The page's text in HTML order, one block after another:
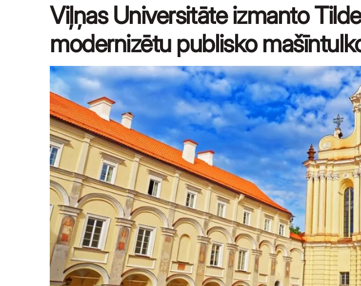
Viļņas Universitāte izmanto
modernizētu publisko